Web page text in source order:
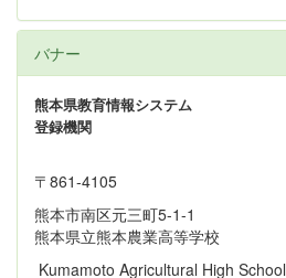
バナー
熊本県教育情報システム
登録機関
〒861‐4105
熊本市南区元三町5-1-1
熊本県立熊本農業高等学校
Kumamoto Agricultural High School